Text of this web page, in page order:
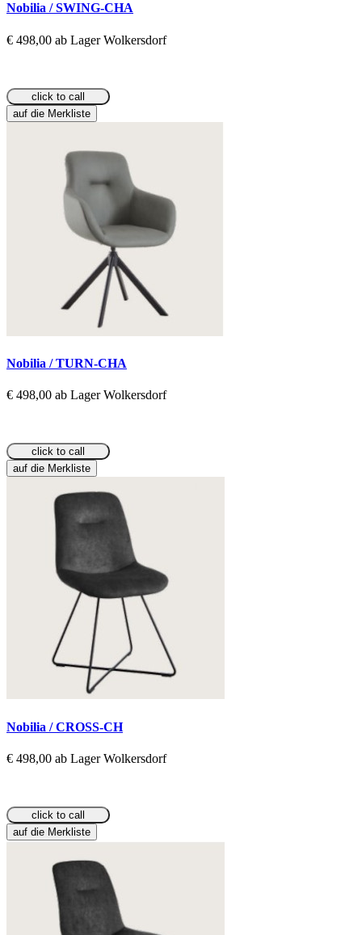
Nobilia / SWING-CHA
€ 498,00 ab Lager Wolkersdorf
click to call
auf die Merkliste
Nobilia / TURN-CHA
€ 498,00 ab Lager Wolkersdorf
click to call
auf die Merkliste
Nobilia / CROSS-CH
€ 498,00 ab Lager Wolkersdorf
click to call
auf die Merkliste